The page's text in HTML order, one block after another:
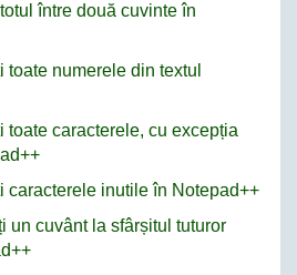
între două cuvinte în
numerele din textul
toate caracterele, cu excepția
caracterele inutile în Notepad++
un cuvânt la sfârșitul tuturor